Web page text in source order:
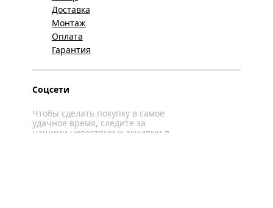
Доставка
Монтаж
Оплата
Гарантия
Соцсети
Чтобы сделать покупку в самое
удачное время, следите за
нашими новостями и акциями в